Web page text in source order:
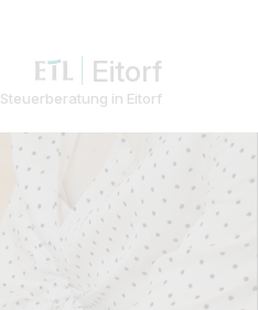
Eitorf
Steuerberatung in Eitorf